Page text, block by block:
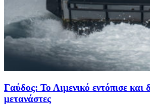
Γαύδος: Το Λιμενικό εντόπισε και
μετανάστες